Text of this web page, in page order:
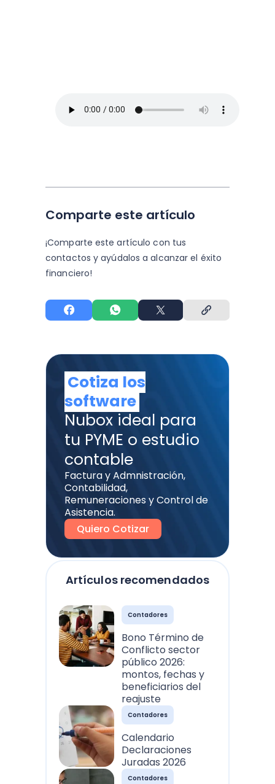
Comparte este artículo
¡Comparte este artículo con tus
contactos y ayúdalos a alcanzar el éxito
financiero!
Artículos recomendados
Contadores
Bono Término de
Conflicto sector
público 2026:
montos, fechas y
beneficiarios del
reajuste
Contadores
Calendario
Declaraciones
Juradas 2026
Contadores
Cotiza los
software
Nubox ideal para
tu PYME o estudio
contable
Factura y Admnistración,
Contabilidad,
Remuneraciones y Control de
Asistencia.
Quiero Cotizar